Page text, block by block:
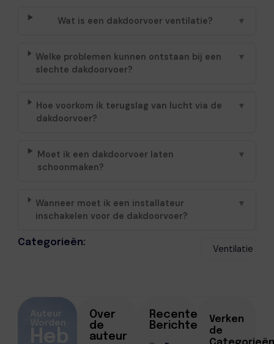
Wat is een dakdoorvoer ventilatie? ▼
Welke problemen kunnen ontstaan bij een
slechte dakdoorvoer?
▼
Hoe voorkom ik terugslag van lucht via de
dakdoorvoer?
▼
Moet ik een dakdoorvoer laten
schoonmaken?
▼
Wanneer moet ik een installateur
inschakelen voor de dakdoorvoer?
▼
Categorieën:
Ventilatie
Over
de
auteur
Recente
Berichten
Verken
de
Auteur
Worden
Heb